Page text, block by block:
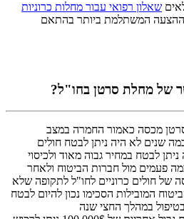
שאלון רפואי עבור מחלות כרוניות
ההצעה המשתלמת ביותר בהתאם
של מחלת סרטן בחו"ל?
סרטן מכסה כאמור החמרה במצב
שנים לא היה ניתן לבטח חולים
ניתן לבטח במחיר גבוה מאוד ולכיסוי
פעמים מול חברות הביטוח ולאחר
של חולים כרוניים לחו"ל לתקופה שלא
המובילות הסכימו נכון להיום לבטח
במהלך החצי שנה